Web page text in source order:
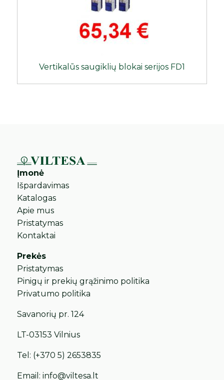
Vertikalūs saugiklių blokai serijos FD1
Įmonė
Išpardavimas
Katalogas
Apie mus
Pristatymas
Kontaktai
Prekės
Pristatymas
Pinigų ir prekių grąžinimo politika
Privatumo politika
Savanorių pr. 124
LT-03153 Vilnius
Tel: (+370 5) 2653835
Email:info@viltesa.lt